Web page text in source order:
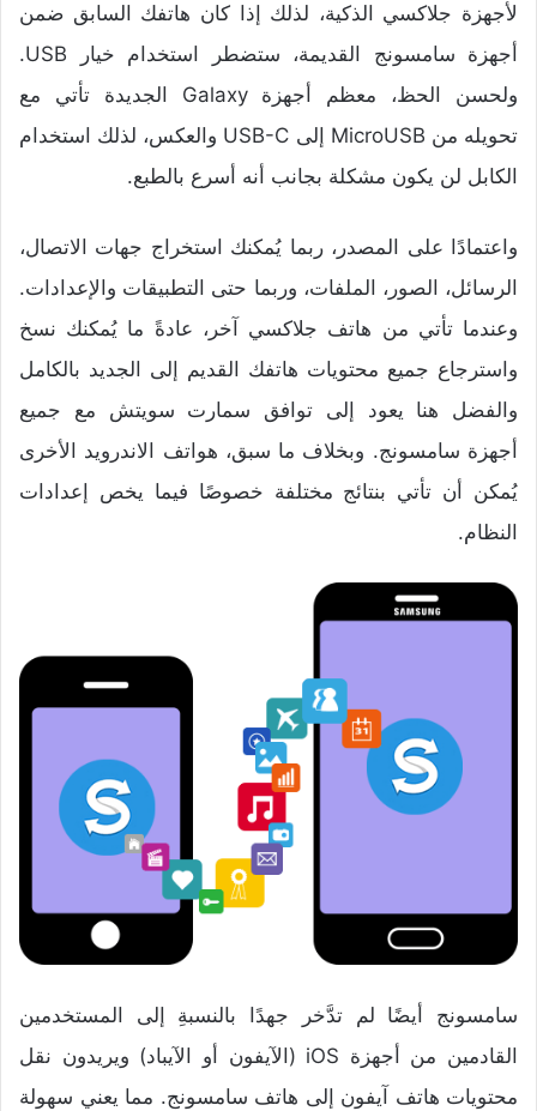
لأجهزة جلاكسي الذكية، لذلك إذا كان هاتفك السابق ضمن
أجهزة سامسونج القديمة، ستضطر استخدام خيار USB.
ولحسن الحظ، معظم أجهزة Galaxy الجديدة تأتي مع
تحويله من MicroUSB إلى USB-C والعكس، لذلك استخدام
الكابل لن يكون مشكلة بجانب أنه أسرع بالطبع.
واعتمادًا على المصدر، ربما يُمكنك استخراج جهات الاتصال،
الرسائل، الصور، الملفات، وربما حتى التطبيقات والإعدادات.
وعندما تأتي من هاتف جلاكسي آخر، عادةً ما يُمكنك نسخ
واسترجاع جميع محتويات هاتفك القديم إلى الجديد بالكامل
والفضل هنا يعود إلى توافق سمارت سويتش مع جميع
أجهزة سامسونج. وبخلاف ما سبق، هواتف الاندرويد الأخرى
يُمكن أن تأتي بنتائج مختلفة خصوصًا فيما يخص إعدادات
النظام.
سامسونج أيضًا لم تدَّخر جهدًا بالنسبةِ إلى المستخدمين
القادمين من أجهزة iOS (الآيفون أو الآيباد) ويريدون نقل
محتويات هاتف آيفون إلى هاتف سامسونج. مما يعني سهولة